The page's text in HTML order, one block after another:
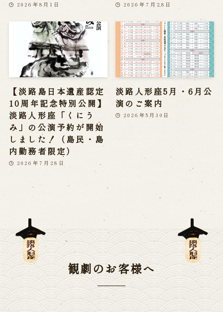
2026年8月1日 2026年7月28日
【淡路島日本遺産認定
10周年記念特別公開】
淡路人形座「くにう
み」の公演予約が開始
しました！（島民・島
内勤務者限定）
2026年7月28日
淡路人形座5月・6月公
演のご案内
2026年5月30日
観劇のお客様へ